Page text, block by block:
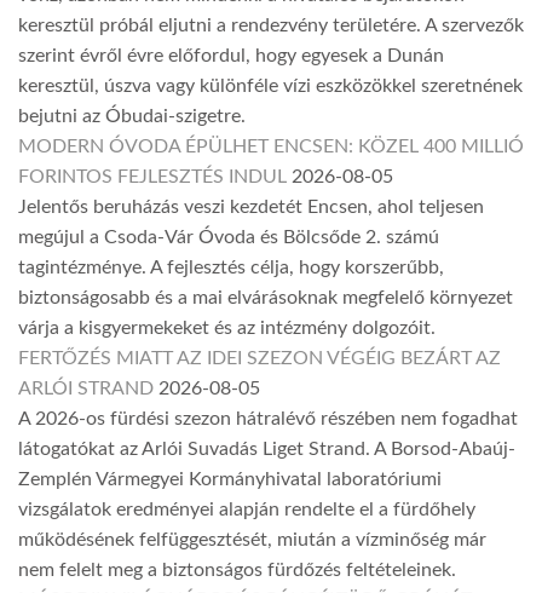
keresztül próbál eljutni a rendezvény területére. A szervezők
szerint évről évre előfordul, hogy egyesek a Dunán
keresztül, úszva vagy különféle vízi eszközökkel szeretnének
bejutni az Óbudai-szigetre.
MODERN ÓVODA ÉPÜLHET ENCSEN: KÖZEL 400 MILLIÓ
FORINTOS FEJLESZTÉS INDUL 2026-08-05
Jelentős beruházás veszi kezdetét Encsen, ahol teljesen
megújul a Csoda-Vár Óvoda és Bölcsőde 2. számú
tagintézménye. A fejlesztés célja, hogy korszerűbb,
biztonságosabb és a mai elvárásoknak megfelelő környezet
várja a kisgyermekeket és az intézmény dolgozóit.
FERTŐZÉS MIATT AZ IDEI SZEZON VÉGÉIG BEZÁRT AZ
ARLÓI STRAND 2026-08-05
A 2026-os fürdési szezon hátralévő részében nem fogadhat
látogatókat az Arlói Suvadás Liget Strand. A Borsod-Abaúj-
Zemplén Vármegyei Kormányhivatal laboratóriumi
vizsgálatok eredményei alapján rendelte el a fürdőhely
működésének felfüggesztését, miután a vízminőség már
nem felelt meg a biztonságos fürdőzés feltételeinek.